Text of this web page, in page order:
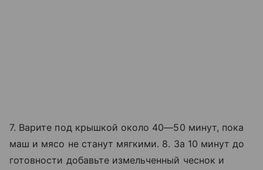
7. Варите под крышкой около 40—50 минут, пока
маш и мясо не станут мягкими. 8. За 10 минут до
готовности добавьте измельченный чеснок и